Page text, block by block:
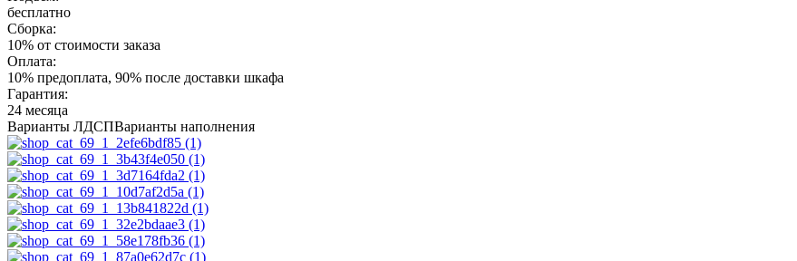
бесплатно
Сборка:
10% от стоимости заказа
Оплата:
10% предоплата, 90% после доставки шкафа
Гарантия:
24 месяца
Варианты ЛДСПВарианты наполнения